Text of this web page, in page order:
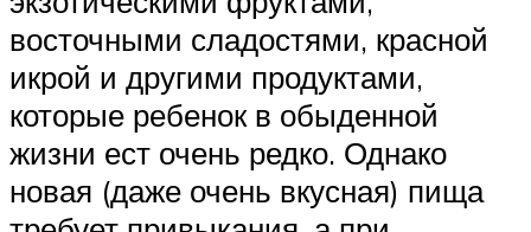
восточными сладостями, красной
икрой и другими продуктами,
которые ребенок в обыденной
жизни ест очень редко. Однако
новая (даже очень вкусная) пища